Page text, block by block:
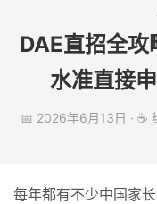
DAE直招全
水准直接
📅 2026年6月13日 · ☕
每年都有不少中国家长